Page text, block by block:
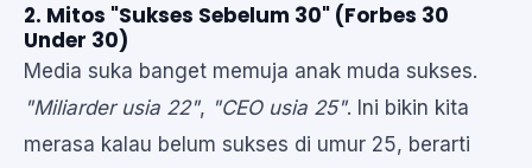
2. Mitos "Sukses Sebelum 30" (Forbes 30
Under 30)
Media suka banget memuja anak muda sukses.
"Miliarder usia 22", "CEO usia 25". Ini bikin kita
merasa kalau belum sukses di umur 25, berarti